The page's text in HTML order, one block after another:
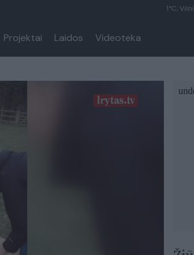
1°C,
Projektai Laidos Videoteka